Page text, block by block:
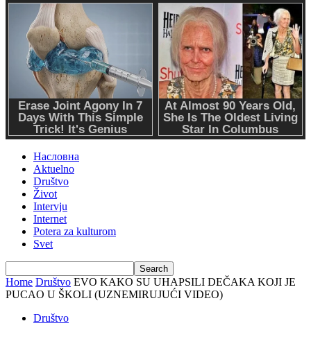
Насловна
Aktuelno
Društvo
Život
Intervju
Internet
Potera za kulturom
Svet
Home Društvo EVO KAKO SU UHAPSILI DEČAKA KOJI JE
PUCAO U ŠKOLI (UZNEMIRUJUĆI VIDEO)
Društvo